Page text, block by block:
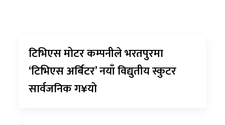
टिभिएस मोटर कम्पनीले भरतपुरमा
‘टिभिएस अर्बिटर’ नयाँ विद्युतीय स्कुटर
सार्वजनिक ग¥यो